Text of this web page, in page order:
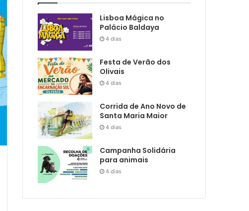
Lisboa Mágica no
Palácio Baldaya
4 dias
Festa de Verão dos
Olivais
4 dias
Corrida de Ano Novo de
Santa Maria Maior
4 dias
Campanha Solidária
para animais
4 dias